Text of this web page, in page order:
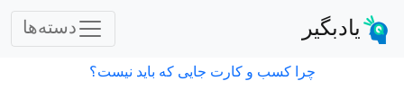
یادبگیر دسته‌ها
چرا کسب و کارت جایی که باید نیست؟